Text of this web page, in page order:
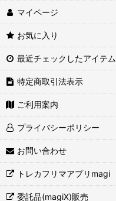
マイページ
お気に入り
最近チェックしたアイテム
特定商取引法表示
ご利用案内
プライバシーポリシー
お問い合わせ
トレカフリマアプリmagi
委託品(magiX)販売